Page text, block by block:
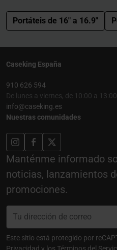
Portáteis de 16" a 16.9"
Caseking España
910 626 594
De lunes a viernes, de 10:00 a
info@caseking.es
Nuestras comunidades
Manténme informado
noticias, lanzamientos
promociones.
Este sitio está protegido por
Privacidad y losTérminos del